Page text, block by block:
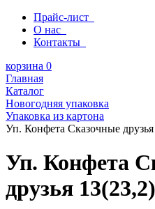
Прайс-лист
О нас
Контакты
корзина 0
Главная
Каталог
Новогодняя упаковка
Упаковка из картона
Уп. Конфета Сказочные
Уп. Конфета
друзья